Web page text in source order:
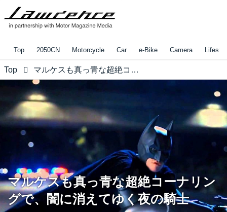
Top 2050CN Motorcycle Car e-Bike Camera
Top マルケスも真っ青な超絶コーナリングで、闇に消えてゆく夜の騎士
マルケスも真っ青な超絶コーナリン
グで、闇に消えてゆく夜の騎士